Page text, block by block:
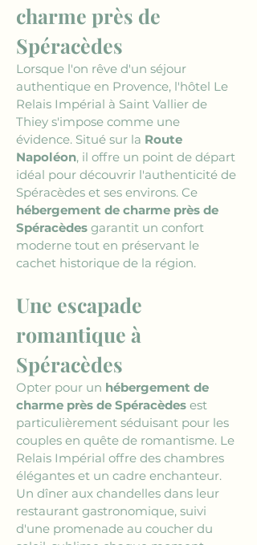
charme près de
Spéracèdes
Lorsque l'on rêve d'un séjour
authentique en Provence, l'hôtel Le
Relais Impérial à Saint Vallier de
Thiey s'impose comme une
évidence. Situé sur la Route
Napoléon, il offre un point de départ
idéal pour découvrir l'authenticité de
Spéracèdes et ses environs. Ce
hébergement de charme près de
Spéracèdes garantit un confort
moderne tout en préservant le
cachet historique de la région.
Une escapade
romantique à
Spéracèdes
Opter pour un hébergement de
charme près de Spéracèdes est
particulièrement séduisant pour les
couples en quête de romantisme. Le
Relais Impérial offre des chambres
élégantes et un cadre enchanteur.
Un dîner aux chandelles dans leur
restaurant gastronomique, suivi
d'une promenade au coucher du